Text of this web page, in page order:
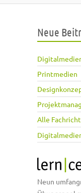
Neue
Printmedien
Alle
Neun